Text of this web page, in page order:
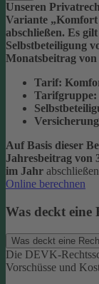
Unseren
Variante „Komfort
abschließen. Es
Selbstbeteiligung
Monatsbeitrag von
Tarif:
Tarifgruppe:
Auf Basis dieser
Jahresbeitrag von
im Jahr
Online berechnen
Was deckt eine
Was deckt eine
Die DEVK-
Vorschüsse und